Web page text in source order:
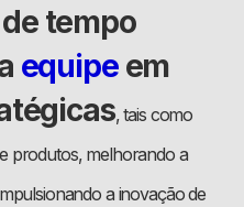
tempo
equipeem
, tais como
produtos, melhorando a
a inovação de